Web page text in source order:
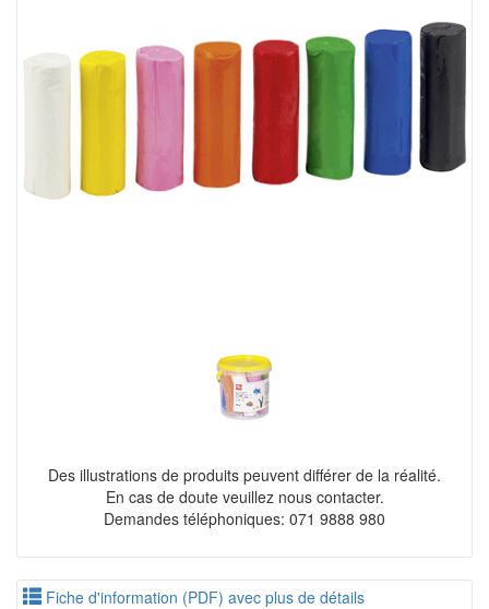
Des illustrations de produits peuvent différer de la réalité.
En cas de doute veuillez nous contacter.
Demandes téléphoniques: 071 9888 980
Fiche d'information (PDF) avec plus de détails